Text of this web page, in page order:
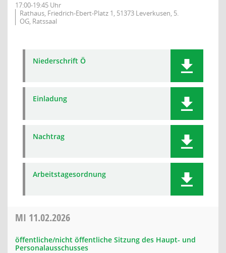
17:00-19:45 Uhr
Rathaus, Friedrich-Ebert-Platz 1, 51373 Leverkusen, 5.
OG, Ratssaal
Niederschrift Ö
Einladung
Nachtrag
Arbeitstagesordnung
MI 11.02.2026
öffentliche/nicht öffentliche Sitzung des Haupt- und
Personalausschusses